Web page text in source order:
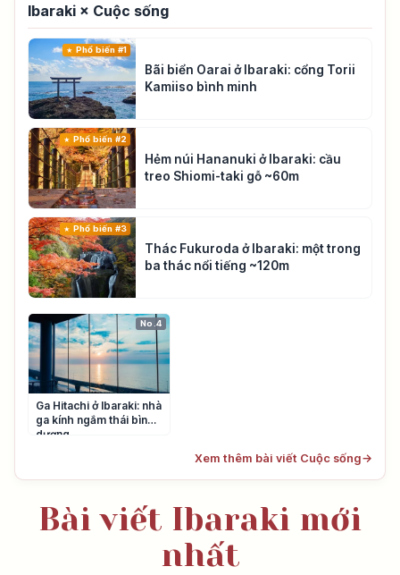
Ibaraki × Cuộc sống
Phổ biến #1
Bãi biển Oarai ở Ibaraki: cổng Torii
Kamiiso bình minh
Phổ biến #2
Hẻm núi Hananuki ở Ibaraki: cầu
treo Shiomi-taki gỗ ~60m
Phổ biến #3
Thác Fukuroda ở Ibaraki: một trong
ba thác nổi tiếng ~120m
No.4
Ga Hitachi ở Ibaraki: nhà
ga kính ngắm thái bình
dương
Xem thêm bài viết Cuộc sống→
Bài viết Ibaraki mới
nhất